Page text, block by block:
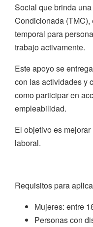
Social que brinda
Condicionada
temporal para
trabajo activamente.
Este apoyo se
con las actividades y
como participar en
empleabilidad.
El objetivo es
laboral.
Requisitos para
Mujeres: entre
Personas con